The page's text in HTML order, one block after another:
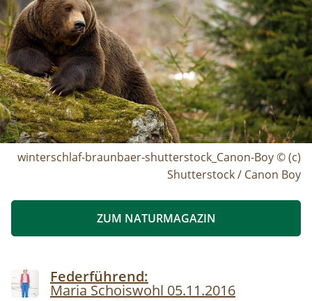
winterschlaf-braunbaer-shutterstock_Canon-Boy © (c)
Shutterstock / Canon Boy
ZUM NATURMAGAZIN
ImageFederführend:
Maria Schoiswohl 05.11.2016